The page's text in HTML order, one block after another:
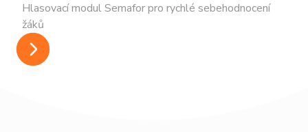
Hlasovací modul Semafor pro rychlé sebehodnocení
žáků